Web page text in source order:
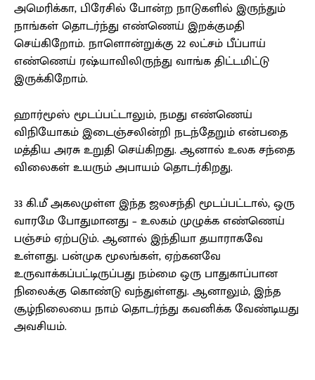
அமெரிக்கா, பிரேசில் போன்ற நாடுகளில் இருந்தும்
நாங்கள் தொடர்ந்து எண்ணெய் இறக்குமதி
செய்கிறோம். நாளொன்றுக்கு 22 லட்சம் பீப்பாய்
எண்ணெய் ரஷ்யாவிலிருந்து வாங்க திட்டமிட்டு
இருக்கிறோம்.
ஹார்மூஸ் மூடப்பட்டாலும், நமது எண்ணெய்
விநியோகம் இடைஞ்சலின்றி நடந்தேறும் என்பதை
மத்திய அரசு உறுதி செய்கிறது. ஆனால் உலக சந்தை
விலைகள் உயரும் அபாயம் தொடர்கிறது.
33 கி.மீ அகலமுள்ள இந்த ஜலசந்தி மூடப்பட்டால், ஒரு
வாரமே போதுமானது – உலகம் முழுக்க எண்ணெய்
பஞ்சம் ஏற்படும். ஆனால் இந்தியா தயாராகவே
உள்ளது. பன்முக மூலங்கள், ஏற்கனவே
உருவாக்கப்பட்டிருப்பது நம்மை ஒரு பாதுகாப்பான
நிலைக்கு கொண்டு வந்துள்ளது. ஆனாலும், இந்த
சூழ்நிலையை நாம் தொடர்ந்து கவனிக்க வேண்டியது
அவசியம்.